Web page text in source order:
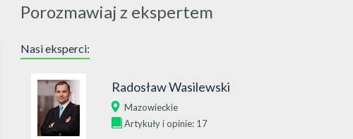
Porozmawiaj z ekspertem
Nasi eksperci:
Radosław Wasilewski
Mazowieckie
Artykuły i opinie: 17